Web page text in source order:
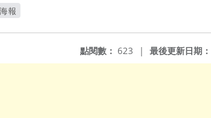
海報
最後更新日期：
點閱數： 623 |